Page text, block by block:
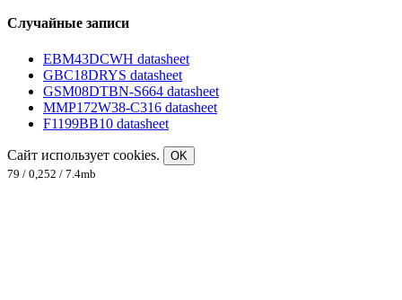
Случайные записи
EBM43DCWH datasheet
GBC18DRYS datasheet
GSM08DTBN-S664 datasheet
MMP172W38-C316 datasheet
F1199BB10 datasheet
Сайт использует cookies.
OK
79 / 0,252 / 7.4mb